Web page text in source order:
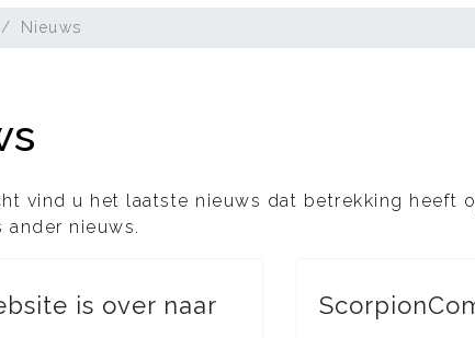
Nieuws
vind u het laatste nieuws dat betrekking
ander nieuws.
is over naar